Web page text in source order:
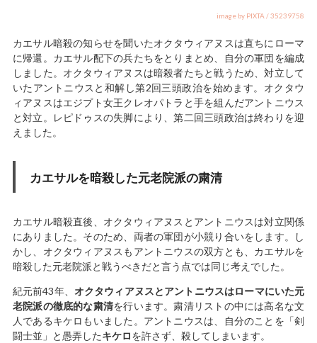
image by PIXTA / 35239758
カエサル暗殺の知らせを聞いたオクタウィアヌスは直ちにローマ
に帰還。カエサル配下の兵たちをとりまとめ、自分の軍団を編成
しました。オクタウィアヌスは暗殺者たちと戦うため、対立して
いたアントニウスと和解し第2回三頭政治を始めます。オクタウ
ィアヌスはエジプト女王クレオパトラと手を組んだアントニウス
と対立。レピドゥスの失脚により、第二回三頭政治は終わりを迎
えました。
カエサルを暗殺した元老院派の粛清
カエサル暗殺直後、オクタウィアヌスとアントニウスは対立関係
にありました。そのため、両者の軍団が小競り合いをします。し
かし、オクタウィアヌスもアントニウスの双方とも、カエサルを
暗殺した元老院派と戦うべきだと言う点では同じ考えでした。
紀元前43年、 オクタウィアヌスとアントニウスはローマにいた元
老院派の徹底的な粛清を行います。粛清リストの中には高名な文
人であるキケロもいました。アントニウスは、自分のことを「剣
闘士並」と愚弄したキケロを許さず、殺してしまいます。